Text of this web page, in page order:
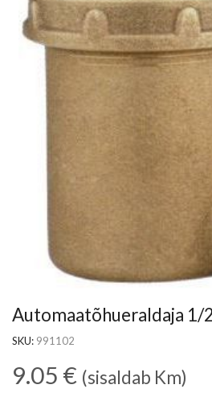
Automaatõhueraldaja 1/
SKU: 991102
9.05 € (sisaldab Km)